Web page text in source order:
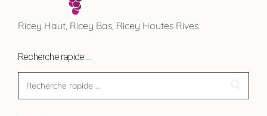
Ricey Haut, Ricey Bas, Ricey Hautes Rives
Recherche rapide …